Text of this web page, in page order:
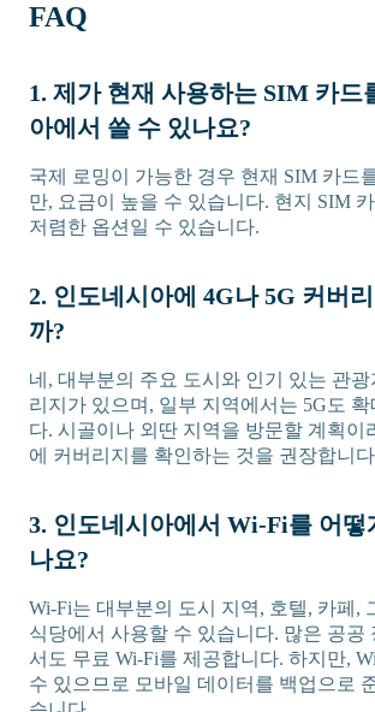
FAQ
1. 제가 현재 사용하는 SIM 카드
아에서 쓸 수 있나요?
국제 로밍이 가능한 경우 현재 SIM 카드
만, 요금이 높을 수 있습니다. 현지 SIM
저렴한 옵션일 수 있습니다.
2. 인도네시아에 4G나 5G 커버
까?
네, 대부분의 주요 도시와 인기 있는 관광
리지가 있으며, 일부 지역에서는 5G도 확
다. 시골이나 외딴 지역을 방문할 계획이
에 커버리지를 확인하는 것을 권장합니
3. 인도네시아에서 Wi-Fi를 어떻
나요?
Wi-Fi는 대부분의 도시 지역, 호텔, 카페,
식당에서 사용할 수 있습니다. 많은 공공
서도 무료 Wi-Fi를 제공합니다. 하지만,
수 있으므로 모바일 데이터를 백업으로